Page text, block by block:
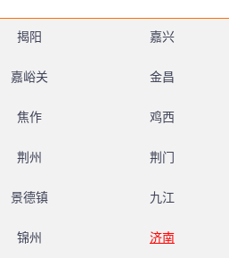
揭阳 嘉兴
嘉峪关 金昌
焦作 鸡西
荆州 荆门
景德镇 九江
锦州 济南